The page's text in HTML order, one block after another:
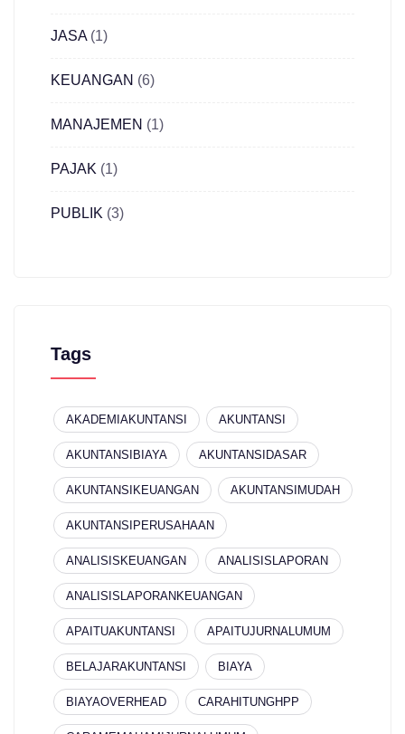
JASA(1)
KEUANGAN (6)
MANAJEMEN (1)
PAJAK (1)
PUBLIK (3)
Tags
AKADEMIAKUNTANSI AKUNTANSI
AKUNTANSIBIAYA AKUNTANSIDASAR
AKUNTANSIKEUANGAN AKUNTANSIMUDAH
AKUNTANSIPERUSAHAAN
ANALISISKEUANGAN ANALISISLAPORAN
ANALISISLAPORANKEUANGAN
APAITUAKUNTANSI APAITUJURNALUMUM
BELAJARAKUNTANSI BIAYA
BIAYAOVERHEAD CARAHITUNGHPP